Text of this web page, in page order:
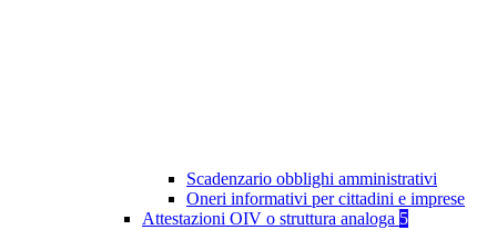
Scadenzario obblighi amministrativi
Oneri informativi per cittadini e imprese
Attestazioni OIV o struttura analoga 5